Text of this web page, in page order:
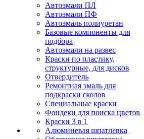
Автоэмали ПЛ
Автоэмали ПФ
Автоэмаль полиуретан
Базовые компоненты для
подбора
Автоэмали на развес
Краски по пластику,
структурные, для дисков
Отвердитель
Ремонтная эмаль для
подкраски сколов
Специальные краски
Фондеки для поиска цветов
Краски 3 в 1
Алюминевая шпатлевка